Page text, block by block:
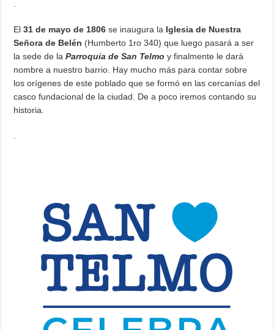
El31 de mayo de 1806 se inaugura la Iglesia de Nuestra
Señora de Belén (Humberto 1ro 340) que luego pasará a ser
la sede de laParroquia de San Telmo y finalmente le dará
nombre a nuestro barrio. Hay mucho más para contar sobre
los orígenes de este poblado que se formó en las cercanías del
casco fundacional de la ciudad. De a poco iremos contando su
historia.